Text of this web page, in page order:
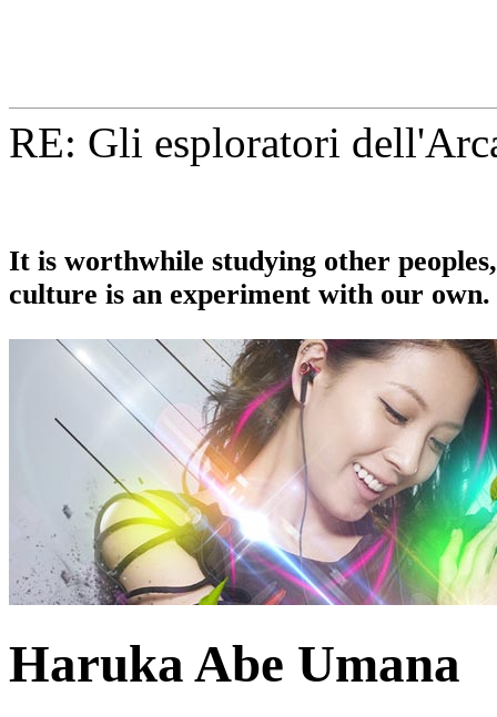
RE: Gli esploratori
It is worthwhile studying other
culture is an experiment with our own.
Haruka Abe Umana